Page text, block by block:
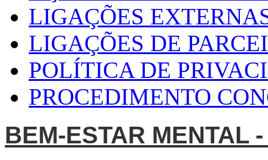
LIGAÇÕES
LIGAÇÕES DE
POLÍTICA DE
PROCEDIMENTO
BEM-ESTAR MENTAL